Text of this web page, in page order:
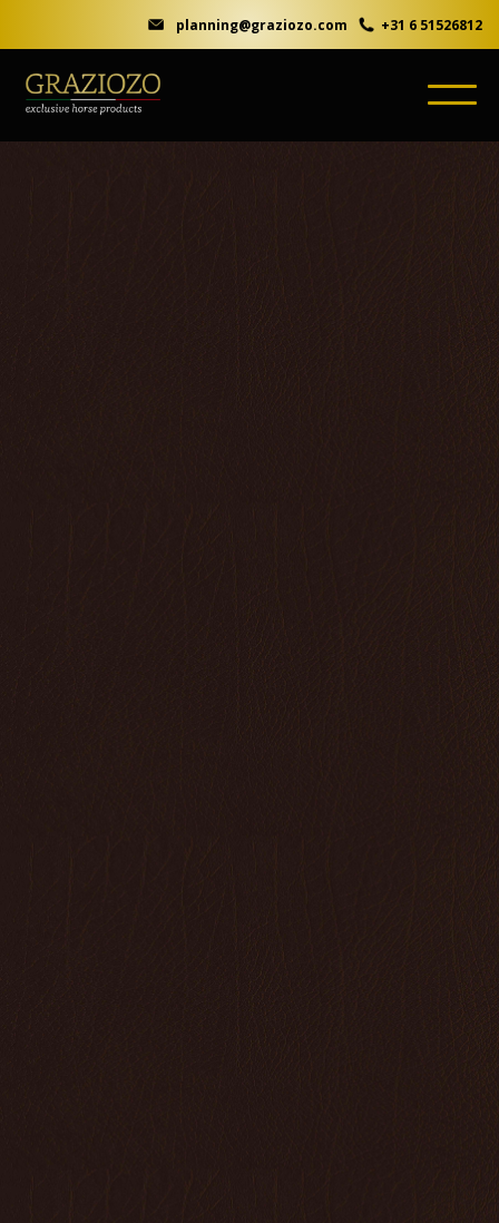
planning@graziozo.com +31 6 51526812